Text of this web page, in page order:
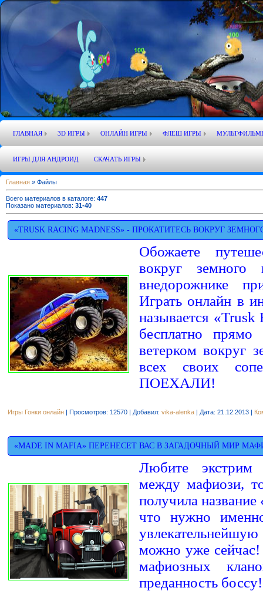
ГЛАВНАЯ 3D ИГРЫ ОНЛАЙН ИГРЫ ФЛЕШ ИГРЫ
ИГРЫ ДЛЯ АНДРОИД СКАЧАТЬ ИГРЫ
Главная » Файлы
Всего материалов в каталоге: 447
Показано материалов: 31-40
«TRUSK RACING MADNESS» - ПРОКАТИТЕСЬ ВОКРУГ
Обожаете
вокруг земного
внедорожнике
Играть онлайн в
называется
бесплатно прямо
ветерком вокруг
всех своих
ПОЕХАЛИ!
Игры Гонки онлайн | Просмотров: 12570 | Добавил: vika-alenka | Дата: 21.12.2013 |
«MADE IN MAFIA» ПЕРЕНЕСЕТ ВАС В ЗАГАДОЧНЫЙ МИР
Любите экстрим
между мафиози,
получила
что нужно
можно уже
мафиозных
преданность боссу!